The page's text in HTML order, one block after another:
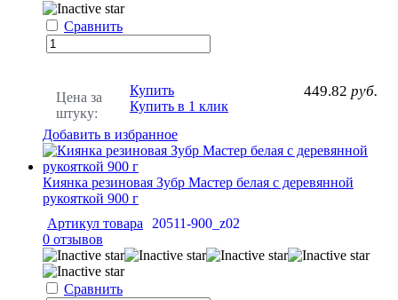
Сравнить
Цена за
штуку:
449.82 руб.
Купить
Купить в 1 клик
Добавить в избранное
Киянка резиновая Зубр Мастер белая с деревянной
рукояткой 900 г
Артикул товара
20511-900_z02
0 отзывов
Сравнить